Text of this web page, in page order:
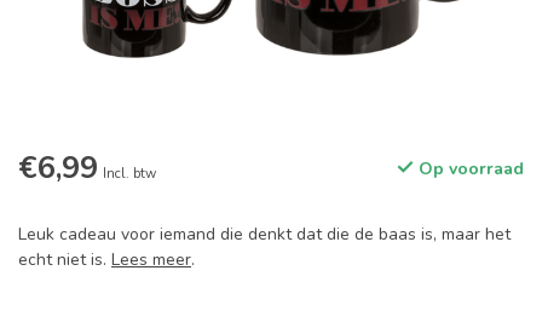
€6,99 Incl. btw Op voorraad
Leuk cadeau voor iemand die denkt dat die de baas is, maar het
echt niet is. Lees meer.